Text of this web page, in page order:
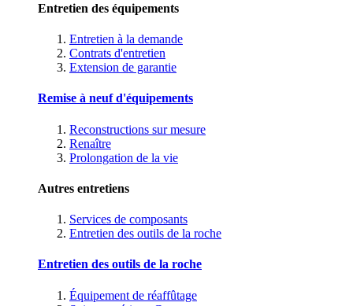
Entretien des équipements
Entretien à la demande
Contrats d'entretien
Extension de garantie
Remise à neuf d'équipements
Reconstructions sur mesure
Renaître
Prolongation de la vie
Autres entretiens
Services de composants
Entretien des outils de la roche
Entretien des outils de la roche
Équipement de réaffûtage